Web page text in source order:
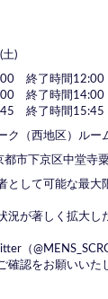
)
終了時間12:00
終了時間14:00
終了時間15:45
ク（西地区）ルー
市下京区中堂寺
として可能な最大
況が著しく拡大し
（
確認をお願いいた